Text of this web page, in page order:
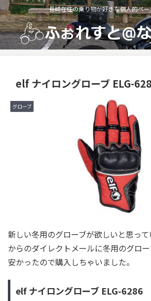
長崎在住の乗り物が好きな個人的ペー
elf ナイロングローブ ELG-
グローブ
新しい冬用のグローブが欲しいと思っ
からのダイレクトメールに冬用のグロ
安かったので購入しちゃいました。
elf ナイロングローブ ELG-6286